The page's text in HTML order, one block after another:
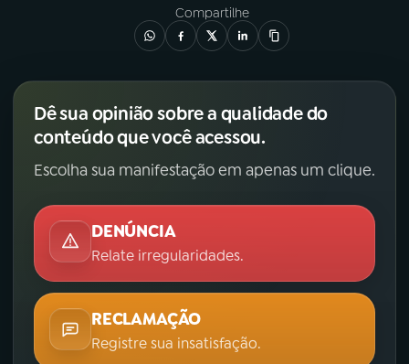
Compartilhe
Dê sua opinião sobre a qualidade do
conteúdo que você acessou.
Escolha sua manifestação em apenas um clique.
DENÚNCIA
Relate irregularidades.
RECLAMAÇÃO
Registre sua insatisfação.